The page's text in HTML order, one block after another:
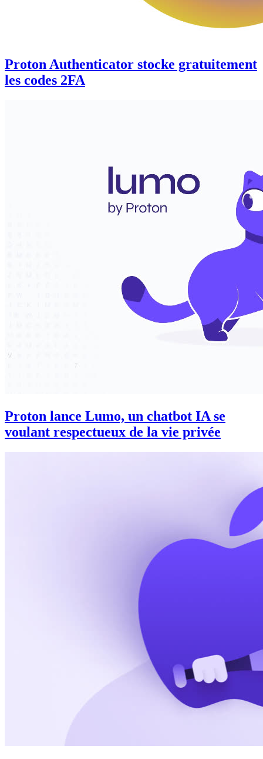
Proton Authenticator stocke gratuitement
les codes 2FA
Proton lance Lumo, un chatbot IA se
voulant respectueux de la vie privée